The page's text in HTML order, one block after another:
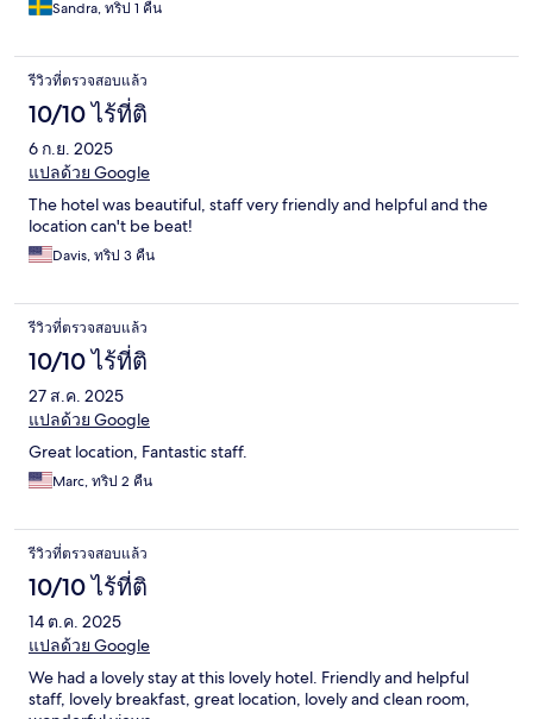
Sandra, ทริป 1 คืน
รีวิวที่ตรวจสอบแล้ว
10/10 ไร้ที่ติ
6 ก.ย. 2025
แปลด้วย Google
The hotel was beautiful, staff very friendly and helpful and the
location can't be beat!
Davis, ทริป 3 คืน
รีวิวที่ตรวจสอบแล้ว
10/10 ไร้ที่ติ
27 ส.ค. 2025
แปลด้วย Google
Great location, Fantastic staff.
Marc, ทริป 2 คืน
รีวิวที่ตรวจสอบแล้ว
10/10 ไร้ที่ติ
14 ต.ค. 2025
แปลด้วย Google
We had a lovely stay at this lovely hotel. Friendly and helpful
staff, lovely breakfast, great location, lovely and clean room,